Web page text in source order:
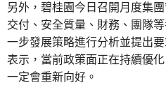
另外，碧桂園今日召開月度集
交付、安全質量、財務、團隊
一步發展策略進行分析並提出
表示，當前政策面正在持續優
一定會重新向好。